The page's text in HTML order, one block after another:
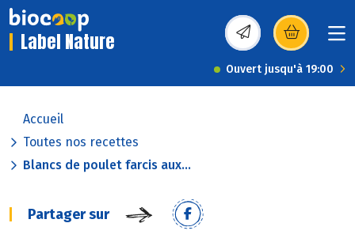
Label Nature (s’ouvre dans une
Ouvert jusqu'à 19:00
Accueil
Toutes nos recettes
Blancs de poulet farcis aux...
Partager sur